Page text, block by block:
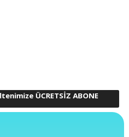
ÜCRETSİZ ABONE